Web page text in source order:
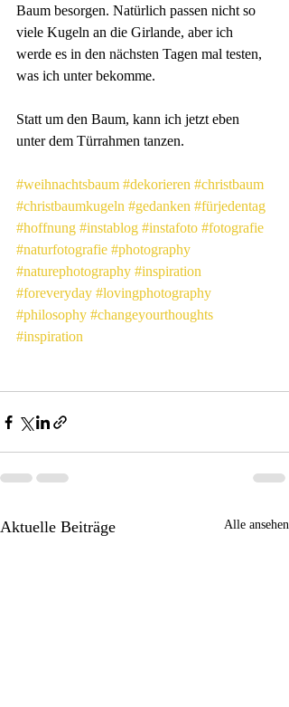
Baum besorgen. Natürlich passen nicht so
viele Kugeln an die Girlande, aber ich
werde es in den nächsten Tagen mal testen,
was ich unter bekomme.
Statt um den Baum, kann ich jetzt eben
unter dem Türrahmen tanzen.
#weihnachtsbaum #dekorieren #christbaum
#christbaumkugeln #gedanken #fürjedentag
#hoffnung #instablog #instafoto #fotografie
#naturfotografie #photography
#naturephotography #inspiration
#foreveryday #lovingphotography
#philosophy #changeyourthoughts
#inspiration
Aktuelle Beiträge Alle ansehen